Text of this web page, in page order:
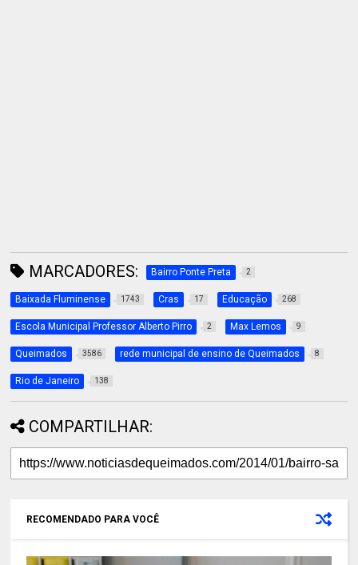
MARCADORES: Bairro Ponte Preta 2
Baixada Fluminense 1743 Cras 17 Educação 268
Escola Municipal Professor Alberto Pirro 2 Max Lemos 9
Queimados 3586 rede municipal de ensino de Queimados 8
Rio de Janeiro 138
COMPARTILHAR:
RECOMENDADO PARA VOCÊ